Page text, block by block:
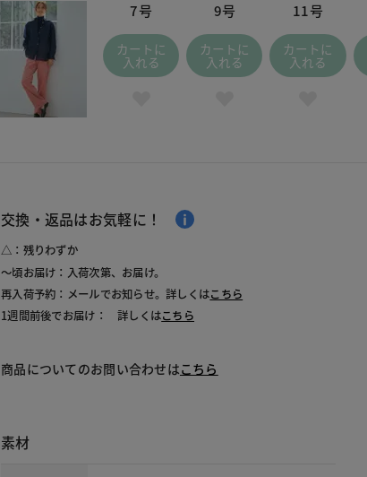
7号
カートに
入れる
9号
カートに
入れる
11号
カートに
入れる
交換・返品はお気軽に！
△：残りわずか
～頃お届け：入荷次第、お届け。
再入荷予約：メールでお知らせ。詳しくはこちら
1週間前後でお届け： 詳しくはこちら
商品についてのお問い合わせはこちら
素材